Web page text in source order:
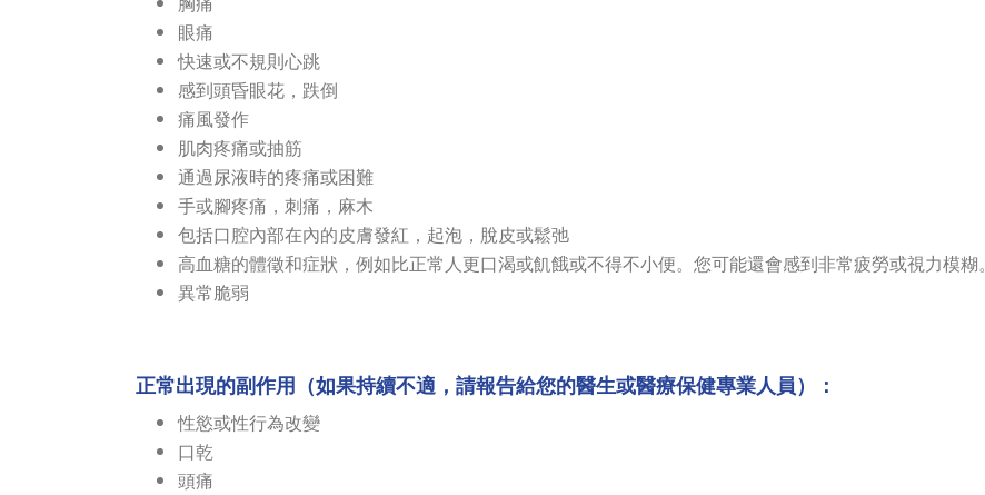
眼痛
快速或不規則心跳
感到頭昏眼花，跌倒
痛風發作
肌肉疼痛或抽筋
通過尿液時的疼痛或困難
手或腳疼痛，刺痛，麻木
包括口腔內部在內的皮膚發紅，起泡，脫皮或鬆弛
高血糖的體徵和症狀，例如比正常人更口渴或飢餓或不得不小便。您可能還會感到非常疲勞或視力模糊。
異常脆弱
正常出現的副作用（如果持續不適，請報告給您的醫生或醫療保健專業人員）：
性慾或性行為改變
口乾
頭痛